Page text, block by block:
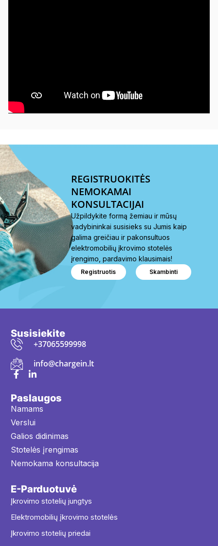
REGISTRUOKITĖS
NEMOKAMAI
KONSULTACIJAI
Užpildykite formą žemiau ir mūsų
vadybininkai susisieks su Jumis kaip
galima greičiau ir pakonsultuos
elektromobilių įkrovimo stotelės
įrengimo, pardavimo klausimais!
Registruotis Skambinti
Susisiekite
+37065599998
info@chargein.lt
Paslaugos
Namams
Verslui
Galios didinimas
Stotelės įrengimas
Nemokama konsultacija
E-Parduotuvė
Įkrovimo stotelių jungtys
Elektromobilių įkrovimo stotelės
Įkrovimo stotelių priedai